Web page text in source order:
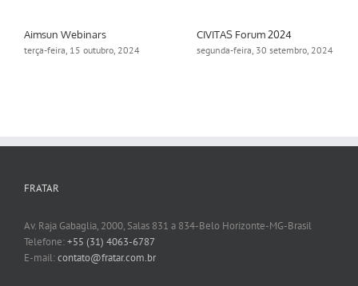
Aimsun Webinars
terça-feira, 15 outubro, 2024
CIVITAS Forum 2024
segunda-feira, 30 setembro, 2024
FRATAR
Av. Raja Gabaglia, 2000, Salas 831 a 834-Belo Horizonte-MG-Brasil
Telefone:+55 (31) 4063-6787
E-mail:contato@fratar.com.br